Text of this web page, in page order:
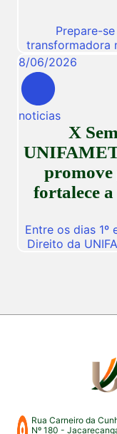
Prepare-
transformadora
nossa
2026, a
Conexão
dedicado a
vivências
descobertas
8/06/2026
noticias
X
promove
fortalece
Entre os dias 1º
Direito da
professores,
Rua Carneiro da
Nº 180 -